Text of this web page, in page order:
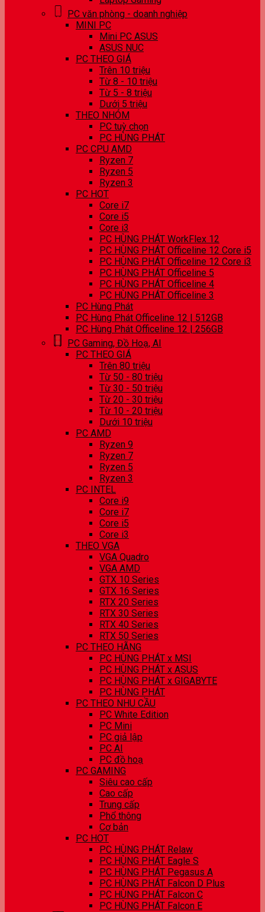
PC văn phòng - doanh nghiệp
MINI PC
Mini PC ASUS
ASUS NUC
PC THEO GIÁ
Trên 10 triệu
Từ 8 - 10 triệu
Từ 5 - 8 triệu
Dưới 5 triệu
THEO NHÓM
PC tuỳ chọn
PC HÙNG PHÁT
PC CPU AMD
Ryzen 7
Ryzen 5
Ryzen 3
PC HOT
Core i7
Core i5
Core i3
PC HÙNG PHÁT WorkFlex 12
PC HÙNG PHÁT Officeline 12 Core i5
PC HÙNG PHÁT Officeline 12 Core i3
PC HÙNG PHÁT Officeline 5
PC HÙNG PHÁT Officeline 4
PC HÙNG PHÁT Officeline 3
PC Hùng Phát
PC Hùng Phát Officeline 12 | 512GB
PC Hùng Phát Officeline 12 | 256GB
PC Gaming, Đồ Hoạ, AI
PC THEO GIÁ
Trên 80 triệu
Từ 50 - 80 triệu
Từ 30 - 50 triệu
Từ 20 - 30 triệu
Từ 10 - 20 triệu
Dưới 10 triệu
PC AMD
Ryzen 9
Ryzen 7
Ryzen 5
Ryzen 3
PC INTEL
Core i9
Core i7
Core i5
Core i3
THEO VGA
VGA Quadro
VGA AMD
GTX 10 Series
GTX 16 Series
RTX 20 Series
RTX 30 Series
RTX 40 Series
RTX 50 Series
PC THEO HÃNG
PC HÙNG PHÁT x MSI
PC HÙNG PHÁT x ASUS
PC HÙNG PHÁT x GIGABYTE
PC HÙNG PHÁT
PC THEO NHU CẦU
PC White Edition
PC Mini
PC giả lập
PC AI
PC đồ hoạ
PC GAMING
Siêu cao cấp
Cao cấp
Trung cấp
Phổ thông
Cơ bản
PC HOT
PC HÙNG PHÁT Relaw
PC HÙNG PHÁT Eagle S
PC HÙNG PHÁT Pegasus A
PC HÙNG PHÁT Falcon D Plus
PC HÙNG PHÁT Falcon C
PC HÙNG PHÁT Falcon E